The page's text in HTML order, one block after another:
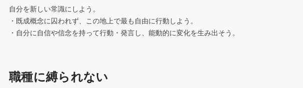
自分を新しい常識にしよう。
・既成概念に囚われず、この地上で最も自由に行動しよう。
・自分に自信や信念を持って行動・発言し、能動的に変化を生み出そう。
職種に縛られない